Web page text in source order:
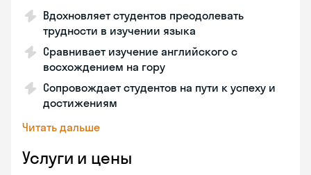
Вдохновляет студентов преодолевать
трудности в изучении языка
Сравнивает изучение английского с
восхождением на гору
Сопровождает студентов на пути к успеху и
достижениям
Читать дальше
Услуги и цены